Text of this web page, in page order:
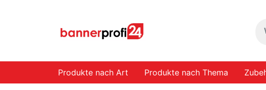
Produkte nach Art Produkte nach Thema